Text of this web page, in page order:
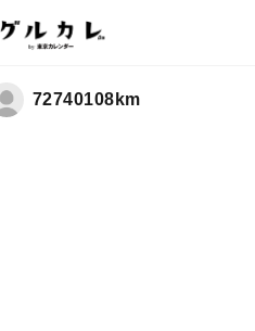
72740108km